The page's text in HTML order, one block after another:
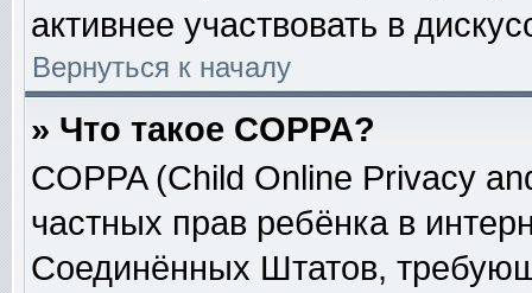
активнее участвовать в
Вернуться к началу
» Что такое COPPA?
COPPA (Child Online Privacy
частных прав ребёнка в
Соединённых Штатов,